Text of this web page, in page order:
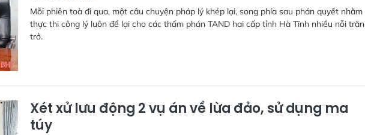
Mỗi phiên toà đi qua, một câu chuyện pháp lý khép lại, song phía sau phán quyết nhằm
thực thi công lý luôn để lại cho các thẩm phán TAND hai cấp tỉnh Hà Tĩnh nhiều nỗi trăn
trở.
Xét xử lưu động 2 vụ án về lừa đảo, sử dụng ma
túy